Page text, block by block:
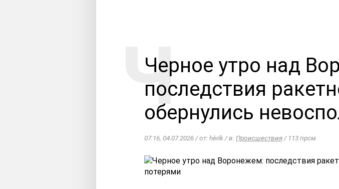
Черное утро над
последствия
обернулись
07:16, 04.07.2026 / от: hèrík / в:Происшествия/ 113 прсм.